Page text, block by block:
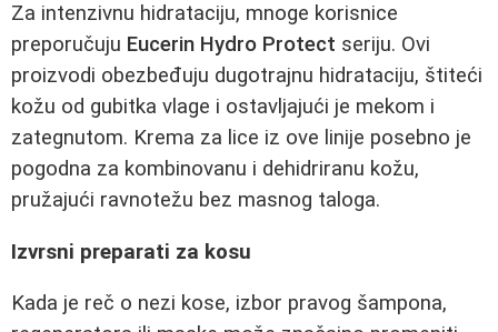
Za intenzivnu hidrataciju, mnoge korisnice
preporučuju Eucerin Hydro Protect seriju. Ovi
proizvodi obezbeđuju dugotrajnu hidrataciju, štiteći
kožu od gubitka vlage i ostavljajući je mekom i
zategnutom. Krema za lice iz ove linije posebno je
pogodna za kombinovanu i dehidriranu kožu,
pružajući ravnotežu bez masnog taloga.
Izvrsni preparati za kosu
Kada je reč o nezi kose, izbor pravog šampona,